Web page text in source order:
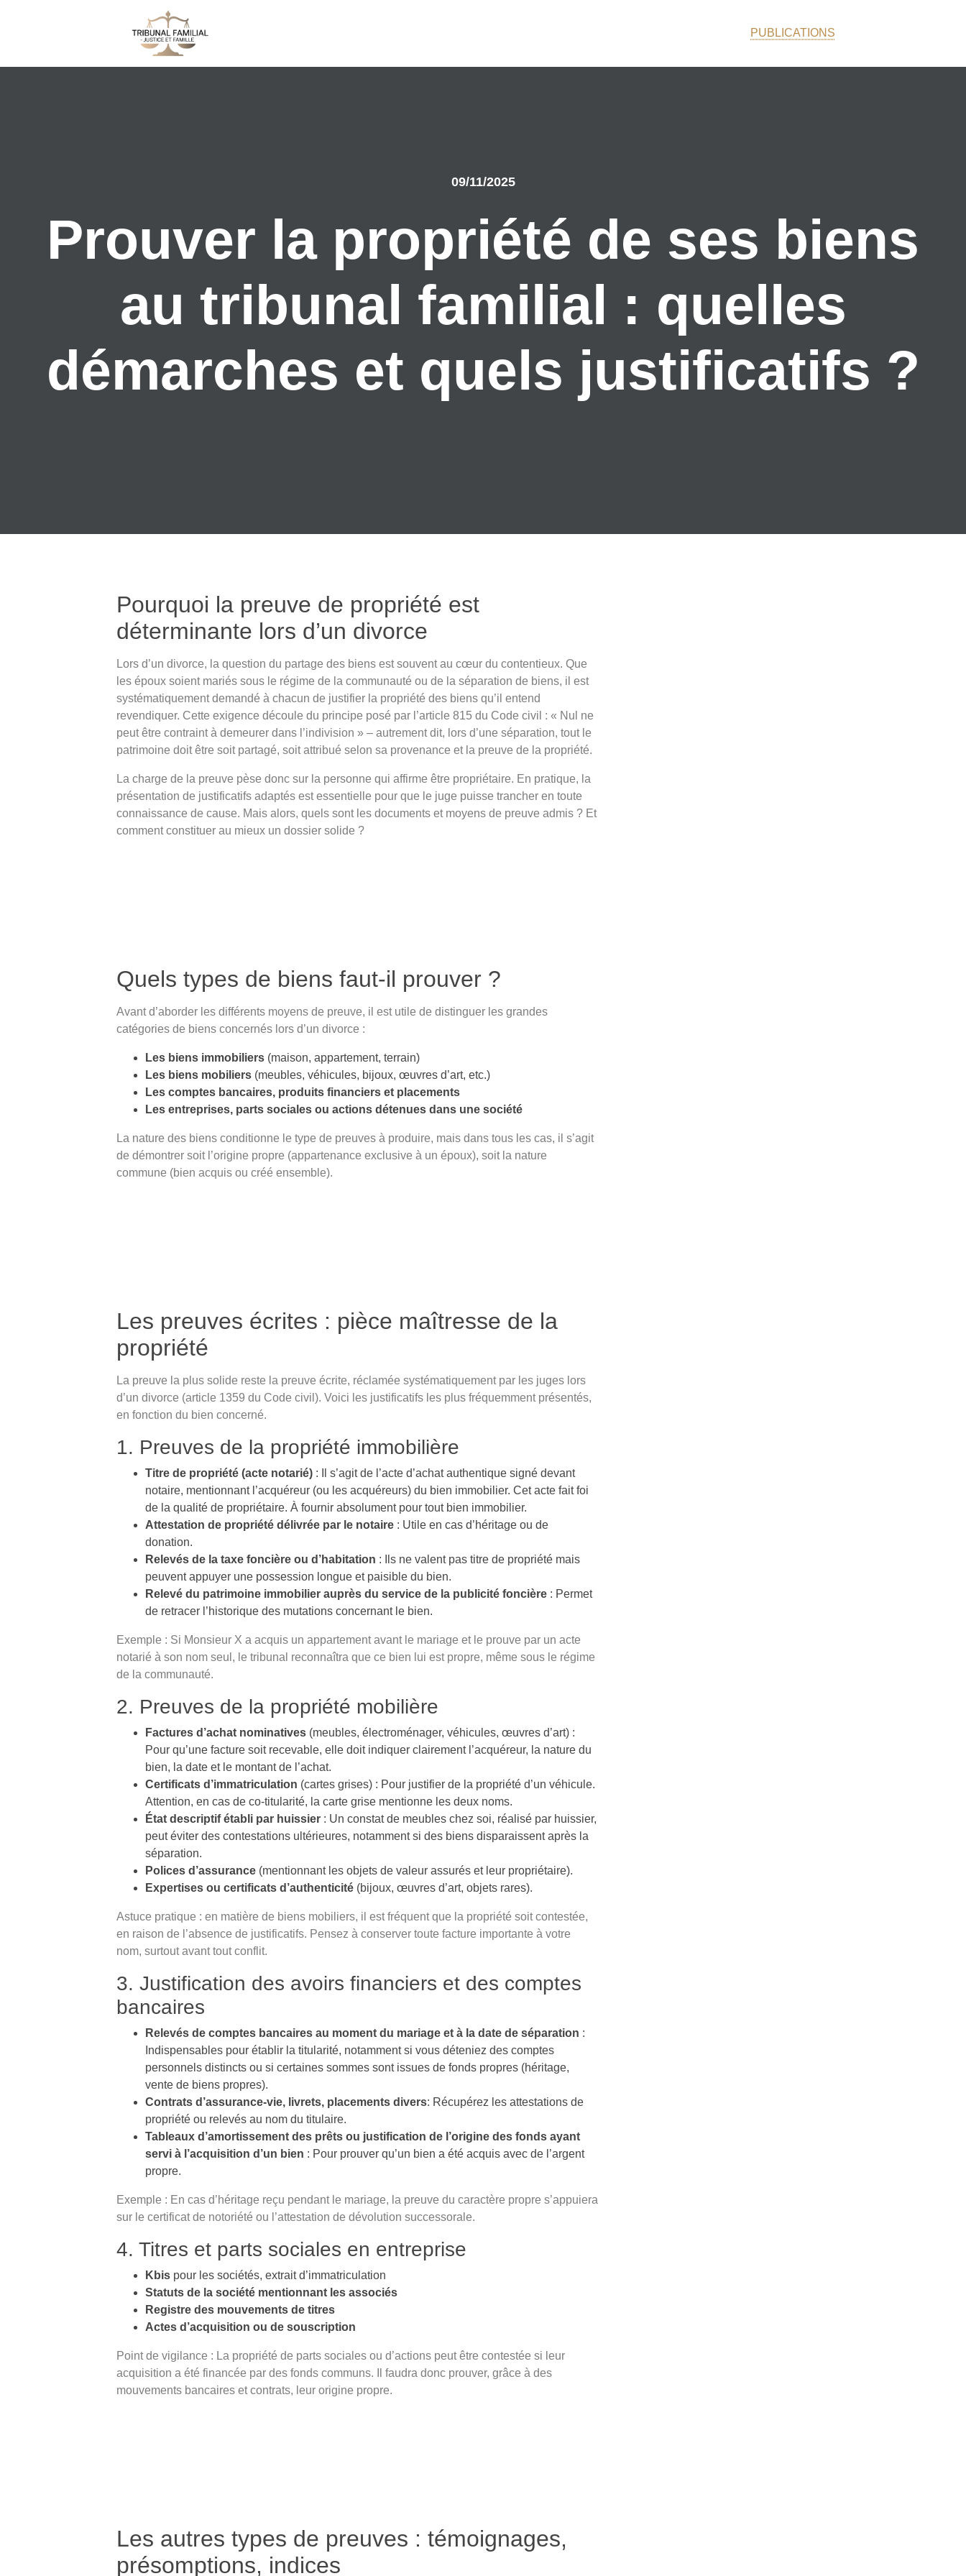
PUBLICATIONS
09/11/2025
Prouver la propriété de ses biens
au tribunal familial : quelles
démarches et quels justificatifs ?
Pourquoi la preuve de propriété est
déterminante lors d’un divorce
Lors d’un divorce, la question du partage des biens est souvent au cœur du contentieux. Que
les époux soient mariés sous le régime de la communauté ou de la séparation de biens, il est
systématiquement demandé à chacun de justifier la propriété des biens qu’il entend
revendiquer. Cette exigence découle du principe posé par l’article 815 du Code civil : « Nul ne
peut être contraint à demeurer dans l’indivision » – autrement dit, lors d’une séparation, tout le
patrimoine doit être soit partagé, soit attribué selon sa provenance et la preuve de la propriété.
La charge de la preuve pèse donc sur la personne qui affirme être propriétaire. En pratique, la
présentation de justificatifs adaptés est essentielle pour que le juge puisse trancher en toute
connaissance de cause. Mais alors, quels sont les documents et moyens de preuve admis ? Et
comment constituer au mieux un dossier solide ?
Quels types de biens faut-il prouver ?
Avant d’aborder les différents moyens de preuve, il est utile de distinguer les grandes
catégories de biens concernés lors d’un divorce :
Les biens immobiliers (maison, appartement, terrain)
Les biens mobiliers (meubles, véhicules, bijoux, œuvres d’art, etc.)
Les comptes bancaires, produits financiers et placements
Les entreprises, parts sociales ou actions détenues dans une société
La nature des biens conditionne le type de preuves à produire, mais dans tous les cas, il s’agit
de démontrer soit l’origine propre (appartenance exclusive à un époux), soit la nature
commune (bien acquis ou créé ensemble).
Les preuves écrites : pièce maîtresse de la
propriété
La preuve la plus solide reste la preuve écrite, réclamée systématiquement par les juges lors
d’un divorce (article 1359 du Code civil). Voici les justificatifs les plus fréquemment présentés,
en fonction du bien concerné.
1. Preuves de la propriété immobilière
Titre de propriété (acte notarié) : Il s’agit de l’acte d’achat authentique signé devant
notaire, mentionnant l’acquéreur (ou les acquéreurs) du bien immobilier. Cet acte fait foi
de la qualité de propriétaire. À fournir absolument pour tout bien immobilier.
Attestation de propriété délivrée par le notaire : Utile en cas d’héritage ou de
donation.
Relevés de la taxe foncière ou d’habitation : Ils ne valent pas titre de propriété mais
peuvent appuyer une possession longue et paisible du bien.
Relevé du patrimoine immobilier auprès du service de la publicité foncière : Permet
de retracer l’historique des mutations concernant le bien.
Exemple : Si Monsieur X a acquis un appartement avant le mariage et le prouve par un acte
notarié à son nom seul, le tribunal reconnaîtra que ce bien lui est propre, même sous le régime
de la communauté.
2. Preuves de la propriété mobilière
Factures d’achat nominatives (meubles, électroménager, véhicules, œuvres d’art) :
Pour qu’une facture soit recevable, elle doit indiquer clairement l’acquéreur, la nature du
bien, la date et le montant de l’achat.
Certificats d’immatriculation (cartes grises) : Pour justifier de la propriété d’un véhicule.
Attention, en cas de co-titularité, la carte grise mentionne les deux noms.
État descriptif établi par huissier : Un constat de meubles chez soi, réalisé par huissier,
peut éviter des contestations ultérieures, notamment si des biens disparaissent après la
séparation.
Polices d’assurance (mentionnant les objets de valeur assurés et leur propriétaire).
Expertises ou certificats d’authenticité (bijoux, œuvres d’art, objets rares).
Astuce pratique : en matière de biens mobiliers, il est fréquent que la propriété soit contestée,
en raison de l’absence de justificatifs. Pensez à conserver toute facture importante à votre
nom, surtout avant tout conflit.
3. Justification des avoirs financiers et des comptes
bancaires
Relevés de comptes bancaires au moment du mariage et à la date de séparation :
Indispensables pour établir la titularité, notamment si vous déteniez des comptes
personnels distincts ou si certaines sommes sont issues de fonds propres (héritage,
vente de biens propres).
Contrats d’assurance-vie, livrets, placements divers: Récupérez les attestations de
propriété ou relevés au nom du titulaire.
Tableaux d’amortissement des prêts ou justification de l’origine des fonds ayant
servi à l’acquisition d’un bien : Pour prouver qu’un bien a été acquis avec de l’argent
propre.
Exemple : En cas d’héritage reçu pendant le mariage, la preuve du caractère propre s’appuiera
sur le certificat de notoriété ou l’attestation de dévolution successorale.
4. Titres et parts sociales en entreprise
Kbis pour les sociétés, extrait d’immatriculation
Statuts de la société mentionnant les associés
Registre des mouvements de titres
Actes d’acquisition ou de souscription
Point de vigilance : La propriété de parts sociales ou d’actions peut être contestée si leur
acquisition a été financée par des fonds communs. Il faudra donc prouver, grâce à des
mouvements bancaires et contrats, leur origine propre.
Les autres types de preuves : témoignages,
présomptions, indices